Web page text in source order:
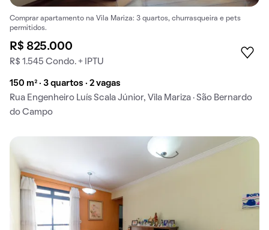
Comprar apartamento na Vila Mariza: 3 quartos, churrasqueira e pets
permitidos.
R$ 825.000
R$ 1.545 Condo. + IPTU
150 m² · 3 quartos · 2 vagas
Rua Engenheiro Luís Scala Júnior, Vila Mariza · São Bernardo
do Campo